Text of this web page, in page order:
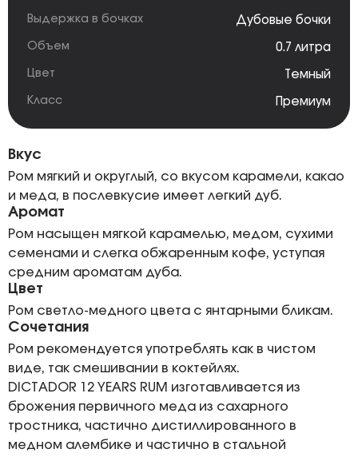
Выдержка в бочках Дубовые бочки
Объем 0.7 литра
Цвет Темный
Класс Премиум
Вкус
Ром мягкий и округлый, со вкусом карамели, какао
и меда, в послевкусие имеет легкий дуб.
Аромат
Ром насыщен мягкой карамелью, медом, сухими
семенами и слегка обжаренным кофе, уступая
средним ароматам дуба.
Цвет
Ром светло-медного цвета с янтарными бликам.
Сочетания
Ром рекомендуется употреблять как в чистом
виде, так смешивании в коктейлях.
DICTADOR 12 YEARS RUM изготавливается из
брожения первичного меда из сахарного
тростника, частично дистиллированного в
медном алембике и частично в стальной